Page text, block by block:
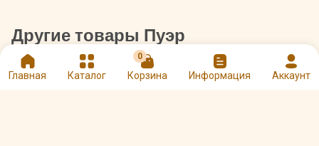
Главная Каталог
0
Корзина Информация Аккаунт
Другие товары Пуэр